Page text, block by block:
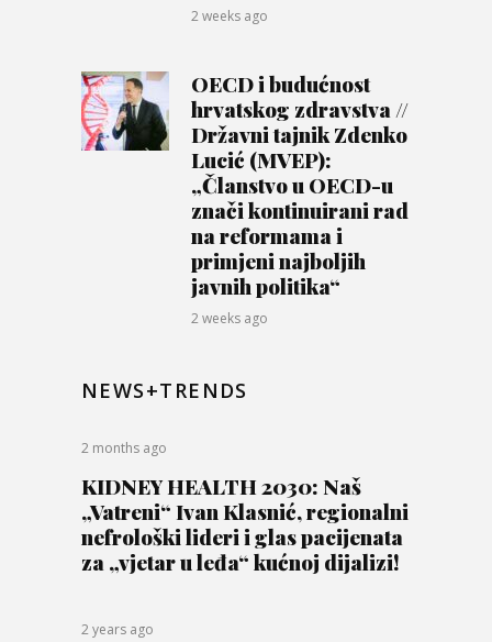
2 weeks ago
OECD i budućnost
hrvatskog zdravstva //
Državni tajnik Zdenko
Lucić (MVEP):
„Članstvo u OECD-u
znači kontinuirani rad
na reformama i
primjeni najboljih
javnih politika“
2 weeks ago
NEWS+TRENDS
2 months ago
KIDNEY HEALTH 2030: Naš
„Vatreni“ Ivan Klasnić, regionalni
nefrološki lideri i glas pacijenata
za „vjetar u leđa“ kućnoj dijalizi!
2 years ago